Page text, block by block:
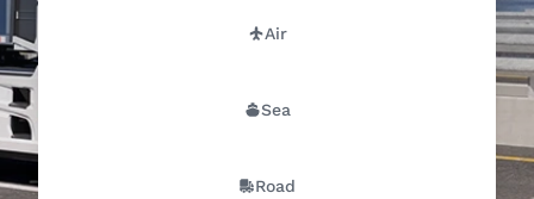
Air
Sea
Road